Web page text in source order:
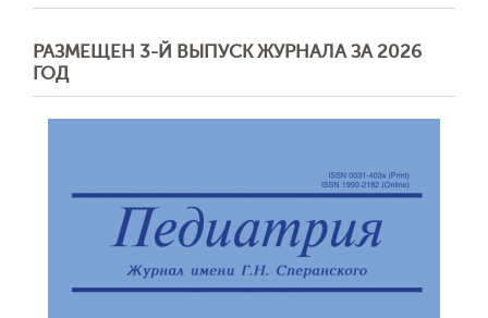
РАЗМЕЩЕН 3-Й ВЫПУСК ЖУРНАЛА ЗА 2026
ГОД